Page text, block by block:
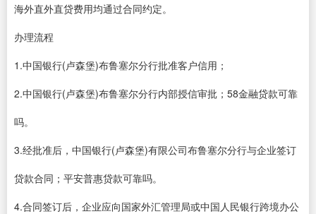
海外直外直贷费用均通过合同约定。
办理流程
1.中国银行(卢森堡)布鲁塞尔分行批准客户信用；
2.中国银行(卢森堡)布鲁塞尔分行内部授信审批；58金融贷款可靠
吗。
3.经批准后，中国银行(卢森堡)有限公司布鲁塞尔分行与企业签订
贷款合同；平安普惠贷款可靠吗。
4.合同签订后，企业应向国家外汇管理局或中国人民银行跨境办公